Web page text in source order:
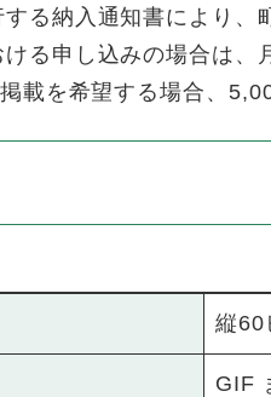
る納入通知書により、
る申し込みの場合は、
載を希望する場合、
縦
GIF